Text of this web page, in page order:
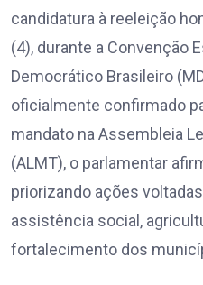
candidatura à reeleição
(4), durante a Convenção
Democrático Brasileiro
oficialmente confirmado
mandato na Assembleia
(ALMT), o parlamentar
priorizando ações
assistência social,
fortalecimento dos